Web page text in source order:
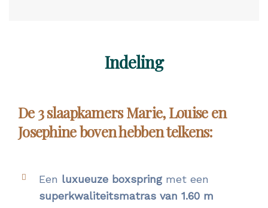
Indeling
De 3 slaapkamers Marie, Louise en
Josephine boven hebben telkens:
Een luxueuze boxspringmet een
superkwaliteitsmatras van 1.60 m